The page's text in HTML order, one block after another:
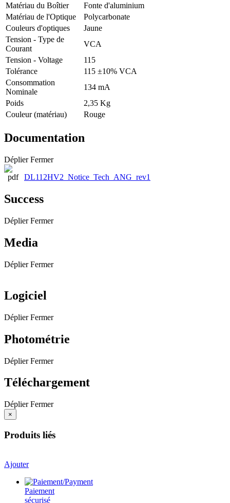
Matériau du Boîtier
Fonte d'aluminium
Matériau de l'Optique
Polycarbonate
Couleurs d'optiques
Jaune
Tension - Type de
Courant
VCA
Tension - Voltage
115
Tolérance
115 ±10% VCA
Consommation
Nominale
134 mA
Poids
2,35 Kg
Couleur (matériau)
Rouge
Documentation
Déplier Fermer
DL112HV2_Notice_Tech_ANG_rev1
Success
Déplier Fermer
Media
Déplier Fermer
Logiciel
Déplier Fermer
Photométrie
Déplier Fermer
Téléchargement
Déplier Fermer
×
Produits liés
Ajouter
Paiement
sécurisé